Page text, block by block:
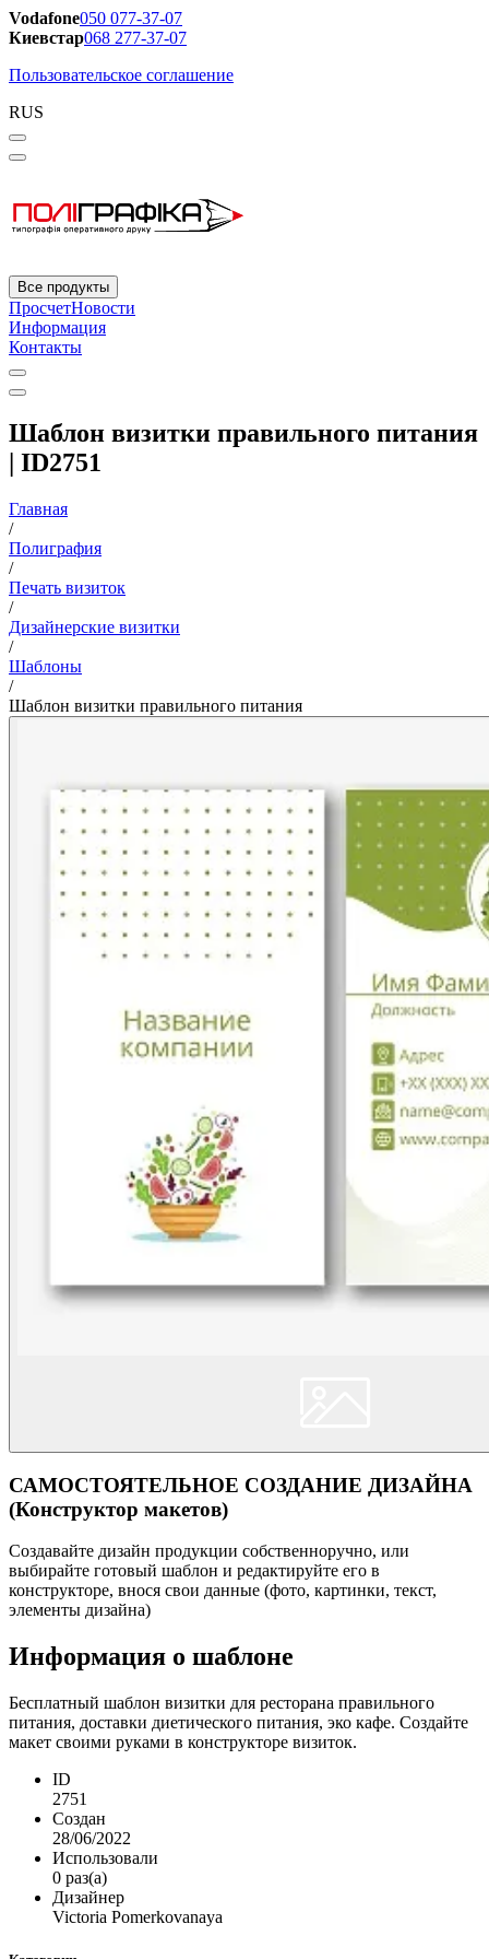
Vodafone050 077-37-07
Киевстар068 277-37-07
Пользовательское соглашение
RUS
Все продукты
ПросчетНовости
Информация
Контакты
Шаблон визитки правильного питания
| ID2751
Главная
/
Полиграфия
/
Печать визиток
/
Дизайнерские визитки
/
Шаблоны
/
Шаблон визитки правильного питания
САМОСТОЯТЕЛЬНОЕ СОЗДАНИЕ ДИЗАЙНА
(Конструктор макетов)
Создавайте дизайн продукции собственноручно, или
выбирайте готовый шаблон и редактируйте его в
конструкторе, внося свои данные (фото, картинки, текст,
элементы дизайна)
Информация о шаблоне
Бесплатный шаблон визитки для ресторана правильного
питания, доставки диетического питания, эко кафе. Создайте
макет своими руками в конструкторе визиток.
ID
2751
Создан
28/06/2022
Использовали
0 раз(а)
Дизайнер
Victoria Pomerkovanaya